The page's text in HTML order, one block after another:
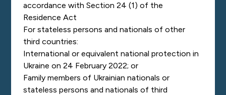
accordance with Section 24 (1) of the
Residence Act
For stateless persons and nationals of other
third countries:
International or equivalent national protection in
Ukraine on 24 February 2022; or
Family members of Ukrainian nationals or
stateless persons and nationals of third